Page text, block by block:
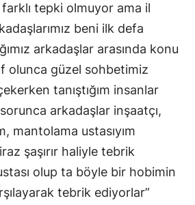
tepki olmuyor ama il
beni ilk defa
arkadaşlar arasında konu
olunca güzel sohbetimiz
tanıştığım insanlar
arkadaşlar inşaatçı,
mantolama ustasıyım
şaşırır haliyle tebrik
olup ta böyle bir hobimin
tebrik ediyorlar”